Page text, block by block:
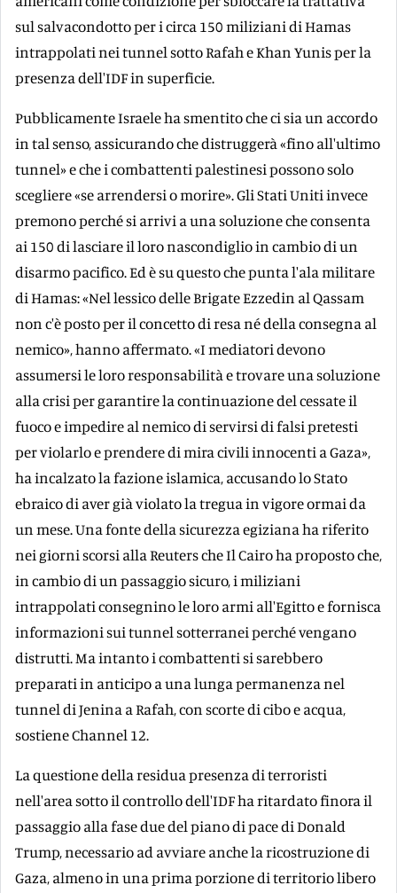
sul salvacondotto per i circa 150 miliziani di Hamas
intrappolati nei tunnel sotto Rafah e Khan Yunis per la
presenza dell'IDF in superficie.
Pubblicamente Israele ha smentito che ci sia un accordo
in tal senso, assicurando che distruggerà «fino all'ultimo
tunnel» e che i combattenti palestinesi possono solo
scegliere «se arrendersi o morire». Gli Stati Uniti invece
premono perché si arrivi a una soluzione che consenta
ai 150 di lasciare il loro nascondiglio in cambio di un
disarmo pacifico. Ed è su questo che punta l'ala militare
di Hamas: «Nel lessico delle Brigate Ezzedin al Qassam
non c'è posto per il concetto di resa né della consegna al
nemico», hanno affermato. «I mediatori devono
assumersi le loro responsabilità e trovare una soluzione
alla crisi per garantire la continuazione del cessate il
fuoco e impedire al nemico di servirsi di falsi pretesti
per violarlo e prendere di mira civili innocenti a Gaza»,
ha incalzato la fazione islamica, accusando lo Stato
ebraico di aver già violato la tregua in vigore ormai da
un mese. Una fonte della sicurezza egiziana ha riferito
nei giorni scorsi alla Reuters che Il Cairo ha proposto che,
in cambio di un passaggio sicuro, i miliziani
intrappolati consegnino le loro armi all'Egitto e fornisca
informazioni sui tunnel sotterranei perché vengano
distrutti. Ma intanto i combattenti si sarebbero
preparati in anticipo a una lunga permanenza nel
tunnel di Jenina a Rafah, con scorte di cibo e acqua,
sostiene Channel 12.
La questione della residua presenza di terroristi
nell'area sotto il controllo dell'IDF ha ritardato finora il
passaggio alla fase due del piano di pace di Donald
Trump, necessario ad avviare anche la ricostruzione di
Gaza, almeno in una prima porzione di territorio libero